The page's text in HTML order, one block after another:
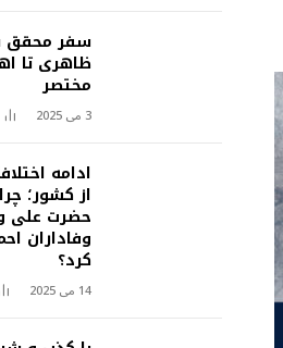
سفر محقق
ظاهری تا
مختصر
3 می 2025
ادامه
از کشور؛
حضرت علی
وفاداران
کرد؟
14 می 2025